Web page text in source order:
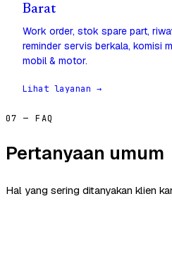
Barat
Work order, stok spare part,
reminder servis berkala, komisi
mobil & motor.
Lihat layanan →
07 — FAQ
Pertanyaan umum
Hal yang sering ditanyakan klien